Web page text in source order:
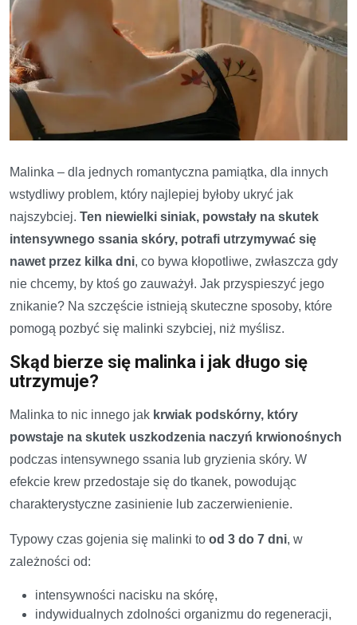
Malinka – dla jednych romantyczna pamiątka, dla innych
wstydliwy problem, który najlepiej byłoby ukryć jak
najszybciej. Ten niewielki siniak, powstały na skutek
intensywnego ssania skóry, potrafi utrzymywać się
nawet przez kilka dni, co bywa kłopotliwe, zwłaszcza gdy
nie chcemy, by ktoś go zauważył. Jak przyspieszyć jego
znikanie? Na szczęście istnieją skuteczne sposoby, które
pomogą pozbyć się malinki szybciej, niż myślisz.
Skąd bierze się malinka i jak długo się
utrzymuje?
Malinka to nic innego jak krwiak podskórny, który
powstaje na skutek uszkodzenia naczyń krwionośnych
podczas intensywnego ssania lub gryzienia skóry. W
efekcie krew przedostaje się do tkanek, powodując
charakterystyczne zasinienie lub zaczerwienienie.
Typowy czas gojenia się malinki to od 3 do 7 dni, w
zależności od:
intensywności nacisku na skórę,
indywidualnych zdolności organizmu do regeneracji,